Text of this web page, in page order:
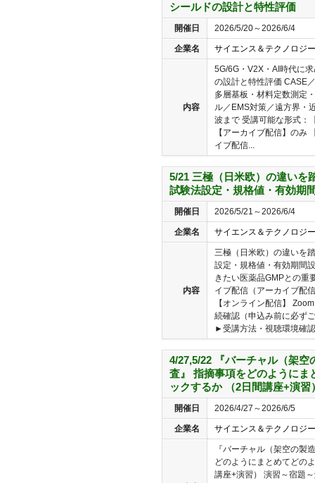
シールドの設計と特性評価
開催日 2026/5/20～2026/6/4
企業名 サイエンス＆テクノロジ
内容
5G/6G・V2X・AI時代に
の設計と特性評価 CASE
多層基板・材料定数測定
ル／EMS対策／遠方界・
波まで 受講可能な形式：
【アーカイブ配信】のみ
イブ配信...
5/21 三極（日米欧）の違いを
試験法設定・規格値・有効期
開催日 2026/5/21～2026/6/4
企業名 サイエンス＆テクノロジ
内容
三極（日米欧）の違いを
設定・規格値・有効期間
きたい医薬品GMPとの重
イブ配信（アーカイブ配
【オンライン配信】
続確認（申込み前に必ず
►受講方法・視聴環境確
4/27,5/22 『バーチャル（架
査』 指摘事項をどのようにま
ックするか （2日間講座+演習
開催日 2026/4/27～2026/6/5
企業名 サイエンス＆テクノロジ
『バーチャル（架空の製
どのようにまとめてどの
講座+演習） 演習～宿題